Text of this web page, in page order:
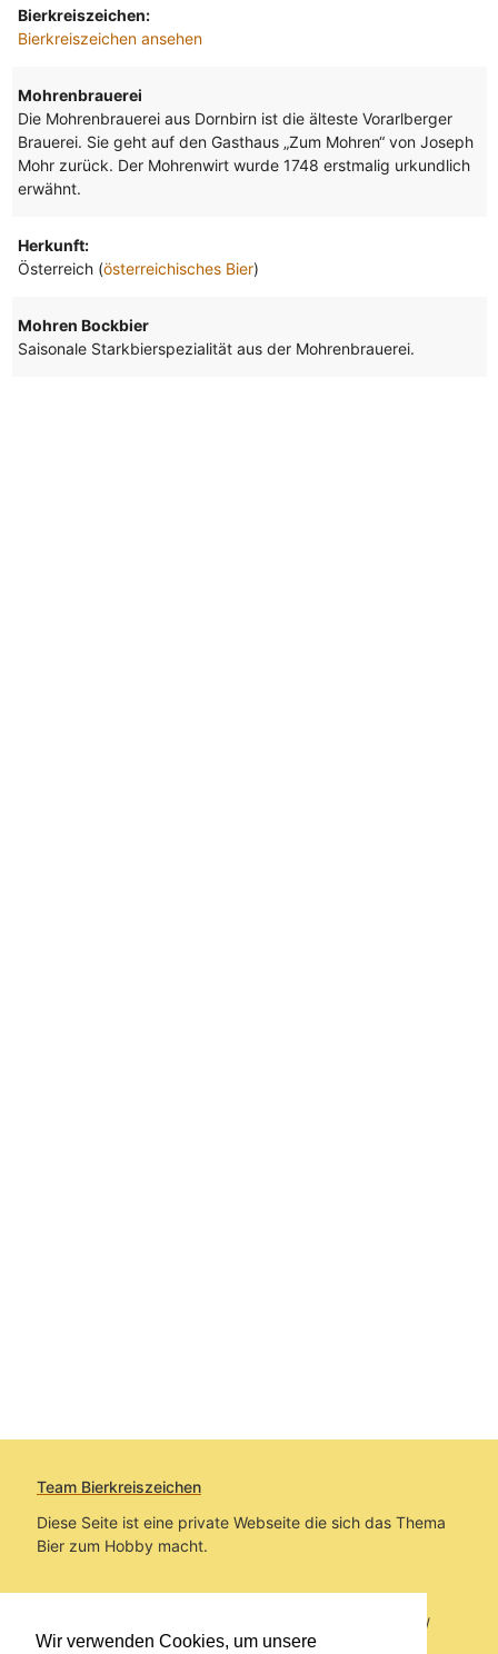
Wir verwenden Cookies, um unsere
Bierkreiszeichen:
Bierkreiszeichen ansehen
Mohrenbrauerei
Die Mohrenbrauerei aus Dornbirn ist die älteste Vorarlberger
Brauerei. Sie geht auf den Gasthaus „Zum Mohren“ von Joseph
Mohr zurück. Der Mohrenwirt wurde 1748 erstmalig urkundlich
erwähnt.
Herkunft:
Österreich (österreichisches Bier)
Mohren Bockbier
Saisonale Starkbierspezialität aus der Mohrenbrauerei.
Team Bierkreiszeichen
Diese Seite ist eine private Webseite die sich das Thema
Bier zum Hobby macht.
Sie befinden sich auf https://www.bierkreiszeichen.at/